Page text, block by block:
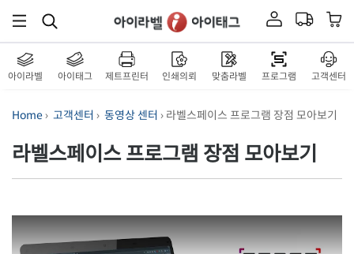
아이라벨 아이태그 제트프린터 인쇄의뢰 맞춤라벨 프로그램 고객센터
Home› 고객센터 › 동영상 센터 › 라벨스페이스 프로그램 장점 모아보기
라벨스페이스 프로그램 장점 모아보기